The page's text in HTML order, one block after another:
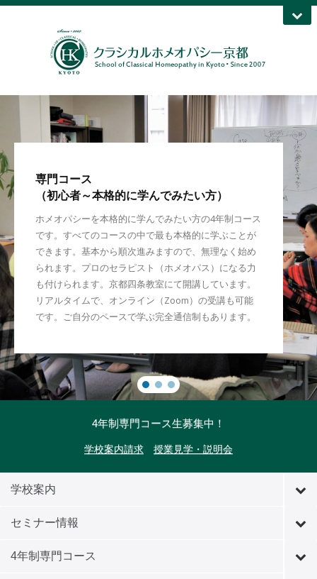
専門コース
（初心者～本格的に学んでみたい方）
ホメオパシーを本格的に学んでみたい方の4年制コース
です。すべてのコースの中で最も本格的に学ぶことが
できます。基本から順次進みますので、無理なく始め
られます。プロのセラピスト（ホメオパス）になる力
も付けられます。京都四条教室にて開講しています。
リアルタイムで、オンライン（Zoom）の受講も可能
です。ご自分のペースで学ぶ完全通信制もあります。
4年制専門コース生募集中！
学校案内請求 授業見学・説明会
学校案内
セミナー情報
4年制専門コース